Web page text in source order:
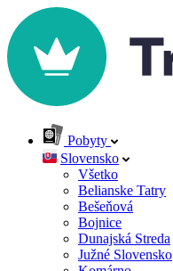
Pobyty
Slovensko
Všetko
Belianske Tatry
Bešeňová
Bojnice
Dunajská Streda
Južné Slovensko